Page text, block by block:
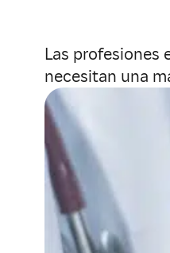
Las profesiones
necesitan una